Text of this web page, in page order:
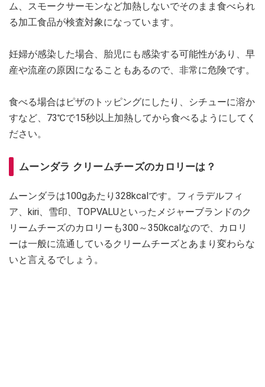
ム、スモークサーモンなど加熱しないでそのまま食べられ
る加工食品が検査対象になっています。
妊婦が感染した場合、胎児にも感染する可能性があり、早
産や流産の原因になることもあるので、非常に危険です。
食べる場合はピザのトッピングにしたり、シチューに溶か
すなど、73℃で15秒以上加熱してから食べるようにしてく
ださい。
ムーンダラ クリームチーズのカロリーは？
ムーンダラは100gあたり328kcalです。フィラデルフィ
ア、kiri、雪印、TOPVALUといったメジャーブランドのク
リームチーズのカロリーも300～350kcalなので、カロリ
ーは一般に流通しているクリームチーズとあまり変わらな
いと言えるでしょう。